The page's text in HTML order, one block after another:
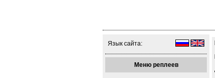
Язык сайта:
Меню реплеев